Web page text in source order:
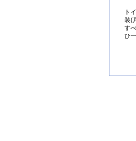
ト
装(
す
ひ